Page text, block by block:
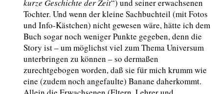
kurze Geschichte der Zeit“) und seiner erwachsenen
Tochter. Und wenn der kleine Sachbuchteil (mit Fotos
und Info-Kästchen) nicht gewesen wäre, hätte ich dem
Buch sogar noch weniger Punkte gegeben, denn die
Story ist – um möglichst viel zum Thema Universum
unterbringen zu können – so dermaßen
zurechtgebogen worden, daß sie für mich krumm wie
eine (zudem noch angefaulte) Banane daherkommt.